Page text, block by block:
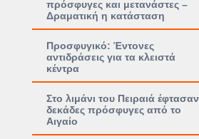
πρόσφυγες και μετανάστες –
Δραματική η κατάσταση
Προσφυγικό: Έντονες
αντιδράσεις για τα κλειστά
κέντρα
Στο λιμάνι του Πειραιά έφτασαν
δεκάδες πρόσφυγες από το
Αιγαίο